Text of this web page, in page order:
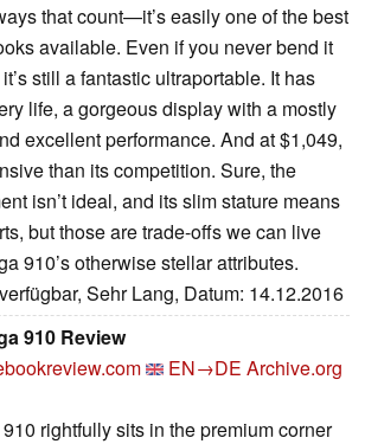
that count—it’s easily one of the best
available. Even if you never bend it
still a fantastic ultraportable. It has
life, a gorgeous display with a mostly
excellent performance. And at $1,049,
than its competition. Sure, the
isn’t ideal, and its slim stature means
but those are trade-offs we can live
910’s otherwise stellar attributes.
Sehr Lang, Datum: 14.12.2016
910 Review
EN→DE Archive.org
rightfully sits in the premium corner